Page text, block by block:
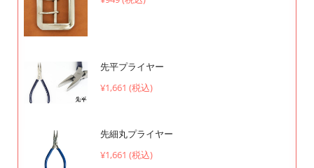
先平プライヤー
¥1,661 (税込)
先細丸プライヤー
¥1,661 (税込)